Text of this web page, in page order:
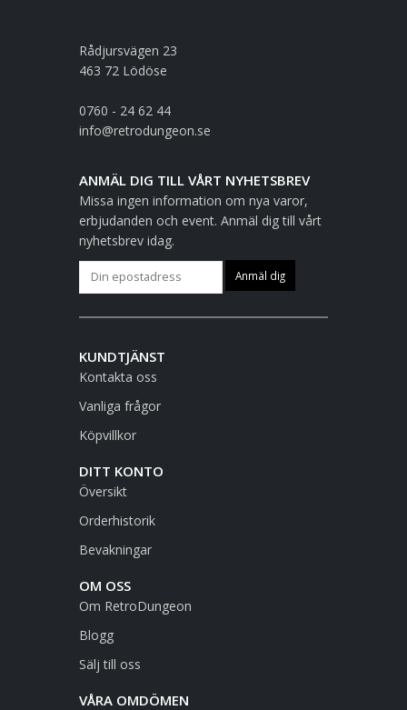
Rådjursvägen 23
463 72 Lödöse
0760 - 24 62 44
info@retrodungeon.se
ANMÄL DIG TILL VÅRT NYHETSBREV
Missa ingen information om nya varor,
erbjudanden och event. Anmäl dig till vårt
nyhetsbrev idag.
KUNDTJÄNST
Kontakta oss
Vanliga frågor
Köpvillkor
DITT KONTO
Översikt
Orderhistorik
Bevakningar
OM OSS
Om RetroDungeon
Blogg
Sälj till oss
VÅRA OMDÖMEN